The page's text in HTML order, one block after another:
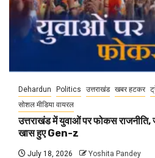
Dehardun Politics उत्तराखंड खबर हटकर
सोशल मीडिया वायरल
उत्तराखंड में युवाओं पर फोकस राजनीति,
खास हुए Gen-z
July 18, 2026 Yoshita Pandey